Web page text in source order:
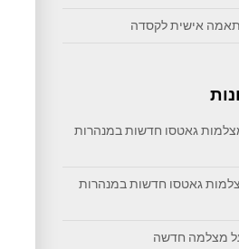
גאטסו חדשות במנהרות
גאטסו חדשות במנהרות
מצלמה חדשה